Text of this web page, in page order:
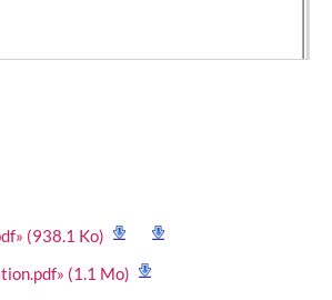
(938.1 Ko)
(1.1 Mo)